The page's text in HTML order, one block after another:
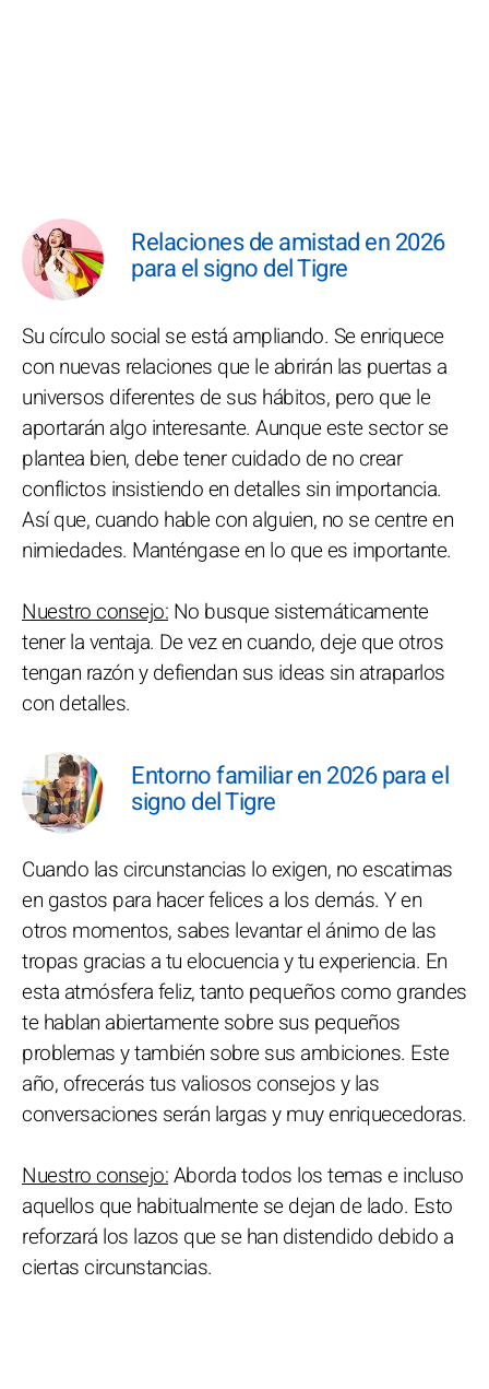
Relaciones de amistad en 2026
para el signo del Tigre
Su círculo social se está ampliando. Se enriquece
con nuevas relaciones que le abrirán las puertas a
universos diferentes de sus hábitos, pero que le
aportarán algo interesante. Aunque este sector se
plantea bien, debe tener cuidado de no crear
conflictos insistiendo en detalles sin importancia.
Así que, cuando hable con alguien, no se centre en
nimiedades. Manténgase en lo que es importante.
Nuestro consejo: No busque sistemáticamente
tener la ventaja. De vez en cuando, deje que otros
tengan razón y defiendan sus ideas sin atraparlos
con detalles.
Entorno familiar en 2026 para el
signo del Tigre
Cuando las circunstancias lo exigen, no escatimas
en gastos para hacer felices a los demás. Y en
otros momentos, sabes levantar el ánimo de las
tropas gracias a tu elocuencia y tu experiencia. En
esta atmósfera feliz, tanto pequeños como grandes
te hablan abiertamente sobre sus pequeños
problemas y también sobre sus ambiciones. Este
año, ofrecerás tus valiosos consejos y las
conversaciones serán largas y muy enriquecedoras.
Nuestro consejo:Aborda todos los temas e incluso
aquellos que habitualmente se dejan de lado. Esto
reforzará los lazos que se han distendido debido a
ciertas circunstancias.